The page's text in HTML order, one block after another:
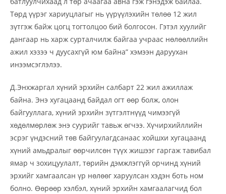
Төрд үүрэг хариуцлагыг нь үүрүүлэхийн төлөө 12 жил
зүтгэж байж цогц тогтолцоо бий болгосон. Гэтэл хуулийг
дангаар нь харж сурталчилж байгаа учраас нөлөөллийн
ажил хэзээ ч дуусахгүй юм байна” хэмээн даруухан
инээмсэглэлээ.
Д.Энхжаргал хүний эрхийн салбарт 22 жил ажиллаж
байна. Энэ хугацаанд байдал огт өөр болж, олон
байгууллага, хүний эрхийн зүтгэлтнүүд чимээгүй
хөдөлмөрлөж энэ суурийг тавьж өгчээ. Хүчирхийллийн
эсрэг үндэсний төв байгуулагдсанаас хойшхи хугацаанд
хүний амьдралыг өөрчилсөн түүх жишээг гаргаж тавибал
ямар ч зохицуулалт, төрийн дэмжлэггүй орчинд хүний
эрхийг хамгаалсан үр нөлөөг харуулсан хэдэн боть ном
болно. Өөрөөр хэлбэл, хүний эрхийн хамгаалагчид бол